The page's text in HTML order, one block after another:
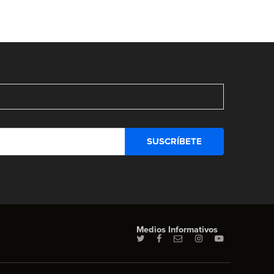
Medios Informativos